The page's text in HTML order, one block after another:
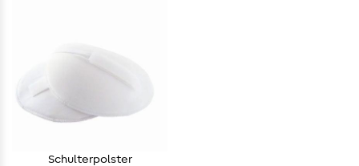
Schulterpolster